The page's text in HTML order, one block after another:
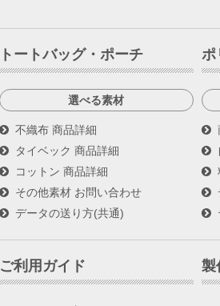
トートバッグ・ポーチ
選べる素材
不織布 商品詳細
タイベック 商品詳細
コットン 商品詳細
その他素材 お問い合わせ
データの送り方(共通)
ポ
ご利用ガイド 製